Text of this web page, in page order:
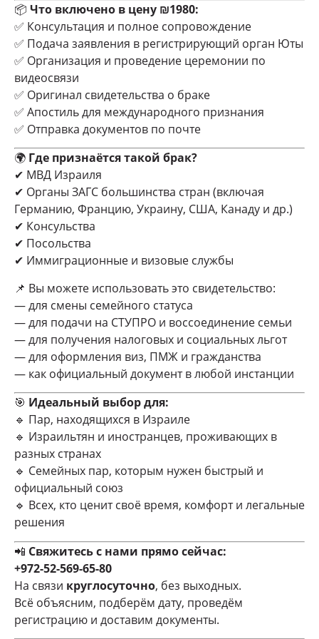
📦 Что включено в цену ₪1980:
✅ Консультация и полное сопровождение
✅ Подача заявления в регистрирующий орган Юты
✅ Организация и проведение церемонии по
видеосвязи
✅ Оригинал свидетельства о браке
✅ Апостиль для международного признания
✅ Отправка документов по почте
🌍 Где признаётся такой брак?
✔ МВД Израиля
✔ Органы ЗАГС большинства стран (включая
Германию, Францию, Украину, США, Канаду и др.)
✔ Консульства
✔ Посольства
✔ Иммиграционные и визовые службы
📌 Вы можете использовать это свидетельство:
— для смены семейного статуса
— для подачи на СТУПРО и воссоединение семьи
— для получения налоговых и социальных льгот
— для оформления виз, ПМЖ и гражданства
— как официальный документ в любой инстанции
🎯 Идеальный выбор для:
🔹 Пар, находящихся в Израиле
🔹 Израильтян и иностранцев, проживающих в
разных странах
🔹 Семейных пар, которым нужен быстрый и
официальный союз
🔹 Всех, кто ценит своё время, комфорт и легальные
решения
📲 Свяжитесь с нами прямо сейчас:
+972-52-569-65-80
На связи круглосуточно, без выходных.
Всё объясним, подберём дату, проведём
регистрацию и доставим документы.